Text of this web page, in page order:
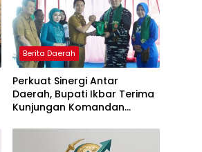
Berita Daerah
Perkuat Sinergi Antar
Daerah, Bupati Ikbar Terima
Kunjungan Komandan